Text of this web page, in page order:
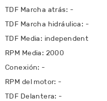
TDF Marcha atrás: -
TDF Marcha hidráulica: -
TDF Media: independent
RPM Media: 2000
Conexión: -
RPM del motor: -
TDF Delantera: -